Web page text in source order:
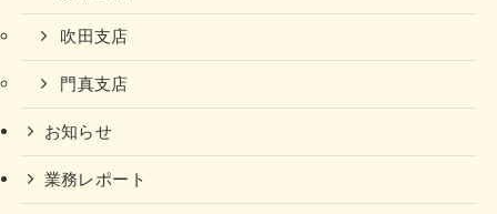
吹田支店
門真支店
お知らせ
業務レポート